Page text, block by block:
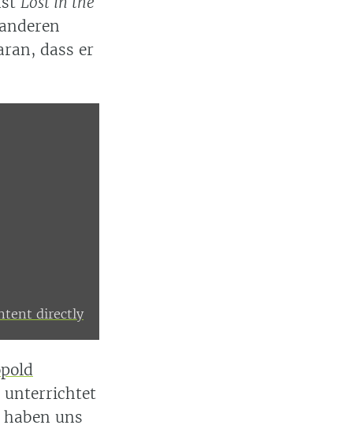
dass er
directly
unterrichtet
uns